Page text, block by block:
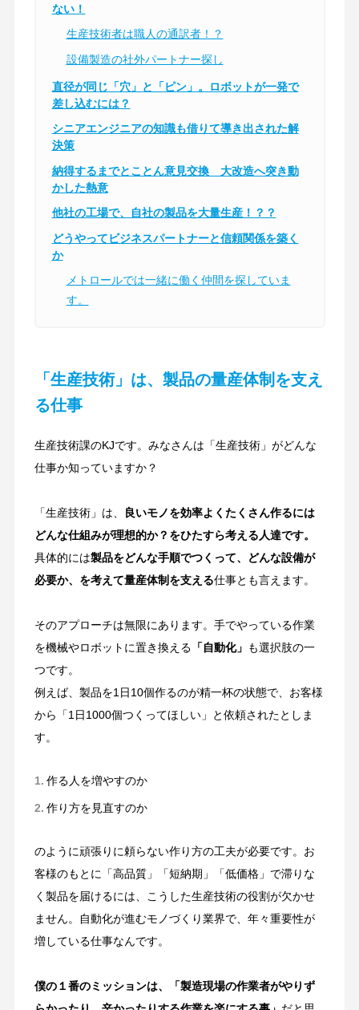
ない！
生産技術者は職人の通訳者！？
設備製造の社外パートナー探し
直径が同じ「穴」と「ピン」。ロボットが一発で
差し込むには？
シニアエンジニアの知識も借りて導き出された解
決策
納得するまでとことん意見交換 大改造へ突き動
かした熱意
他社の工場で、自社の製品を大量生産！？？
どうやってビジネスパートナーと信頼関係を築く
か
メトロールでは一緒に働く仲間を探していま
す。
「生産技術」は、製品の量産体制を支え
る仕事
生産技術課のKJです。みなさんは「生産技術」がどんな
仕事か知っていますか？
「生産技術」は、
良いモノを効率よくたくさん作るには
どんな仕組みが理想的か？をひたすら考える人達です。
具体的には製品をどんな手順でつくって、どんな設備が
必要か、を考えて量産体制を支える仕事とも言えます。
そのアプローチは無限にあります。手でやっている作業
を機械やロボットに置き換える 「自動化」 も選択肢の一
つです。
例えば、製品を1日10個作るのが精一杯の状態で、お客様
から「1日1000個つくってほしい」と依頼されたとしま
す。
作る人を増やすのか
作り方を見直すのか
のように頑張りに頼らない作り方の工夫が必要です。お
客様のもとに「高品質」「短納期」「低価格」で滞りな
く製品を届けるには、こうした生産技術の役割が欠かせ
ません。自動化が進むモノづくり業界で、年々重要性が
増している仕事なんです。
僕の１番のミッションは、「製造現場の作業者がやりず